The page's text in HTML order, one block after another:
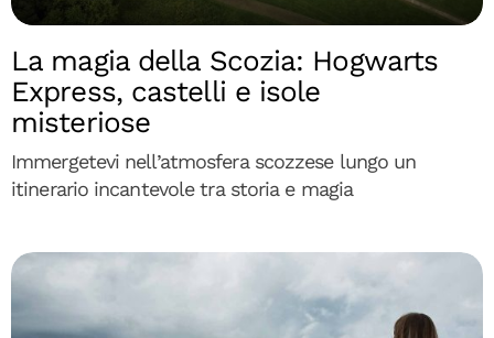
La magia della Scozia: Hogwarts
Express, castelli e isole
misteriose
Immergetevi nell’atmosfera scozzese lungo un
itinerario incantevole tra storia e magia